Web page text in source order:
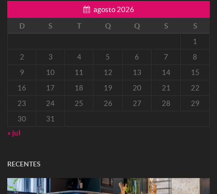
agosto 2026
D
S T Q Q S
S
1
2
3 4 5 6 7
8
9
10 11 12 13 14
15
16
17 18 19 20 21
22
23
24 25 26 27 28
29
30
31
« jul
RECENTES